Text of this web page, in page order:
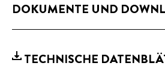
DOKUMENTE UND
TECHNISCHE